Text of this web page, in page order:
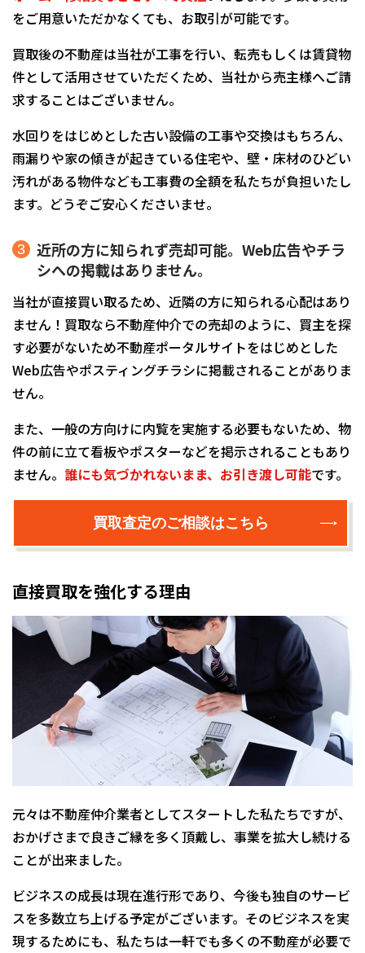
をご用意いただかなくても、お取引が可能です。
買取後の不動産は当社が工事を行い、転売もしくは賃貸物
件として活用させていただくため、当社から売主様へご請
求することはございません。
水回りをはじめとした古い設備の工事や交換はもちろん、
雨漏りや家の傾きが起きている住宅や、壁・床材のひどい
汚れがある物件なども工事費の全額を私たちが負担いたし
ます。どうぞご安心くださいませ。
近所の方に知られず売却可能。Web広告やチラ
シへの掲載はありません。
当社が直接買い取るため、近隣の方に知られる心配はあり
ません！買取なら不動産仲介での売却のように、買主を探
す必要がないため不動産ポータルサイトをはじめとした
Web広告やポスティングチラシに掲載されることがありま
せん。
また、一般の方向けに内覧を実施する必要もないため、物
件の前に立て看板やポスターなどを掲示されることもあり
ません。 誰にも気づかれないまま、お引き渡し可能です。
買取査定のご相談はこちら
直接買取を強化する理由
元々は不動産仲介業者としてスタートした私たちですが、
おかげさまで良きご縁を多く頂戴し、事業を拡大し続ける
ことが出来ました。
ビジネスの成長は現在進行形であり、今後も独自のサービ
スを多数立ち上げる予定がございます。そのビジネスを実
現するためにも、私たちは一軒でも多くの不動産が必要で